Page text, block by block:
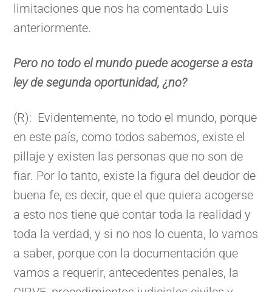
limitaciones que nos ha comentado Luis
anteriormente.
Pero no todo el mundo puede acogerse a esta
ley de segunda oportunidad, ¿no?
(R): Evidentemente, no todo el mundo, porque
en este país, como todos sabemos, existe el
pillaje y existen las personas que no son de
fiar. Por lo tanto, existe la figura del deudor de
buena fe, es decir, que el que quiera acogerse
a esto nos tiene que contar toda la realidad y
toda la verdad, y si no nos lo cuenta, lo vamos
a saber, porque con la documentación que
vamos a requerir, antecedentes penales, la